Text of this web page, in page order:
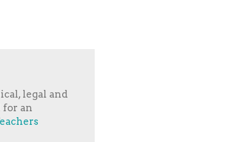
legal and
for an